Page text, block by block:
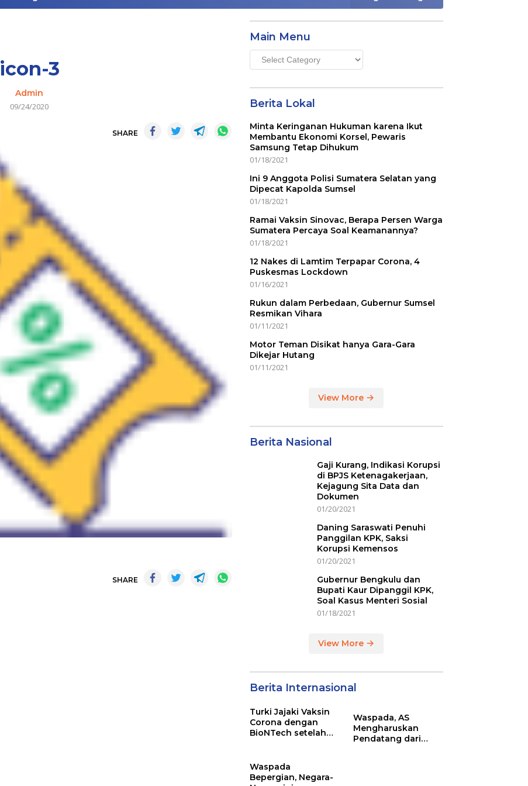
icon-3
Admin
09/24/2020
SHARE
SHARE
Main Menu
Main
Menu
Berita Lokal
Minta Keringanan Hukuman karena Ikut
Membantu Ekonomi Korsel, Pewaris
Samsung Tetap Dihukum
01/18/2021
Ini 9 Anggota Polisi Sumatera Selatan yang
Dipecat Kapolda Sumsel
01/18/2021
Ramai Vaksin Sinovac, Berapa Persen Warga
Sumatera Percaya Soal Keamanannya?
01/18/2021
12 Nakes di Lamtim Terpapar Corona, 4
Puskesmas Lockdown
01/16/2021
Rukun dalam Perbedaan, Gubernur Sumsel
Resmikan Vihara
01/11/2021
Motor Teman Disikat hanya Gara-Gara
Dikejar Hutang
01/11/2021
View More
Berita Nasional
Gaji Kurang, Indikasi Korupsi
di BPJS Ketenagakerjaan,
Kejagung Sita Data dan
Dokumen
01/20/2021
Daning Saraswati Penuhi
Panggilan KPK, Saksi
Korupsi Kemensos
01/20/2021
Gubernur Bengkulu dan
Bupati Kaur Dipanggil KPK,
Soal Kasus Menteri Sosial
01/18/2021
View More
Berita Internasional
Turki Jajaki Vaksin
Corona dengan
BioNTech setelah
Waspada, AS
Mengharuskan
Pendatang dari
Waspada
Bepergian, Negara-